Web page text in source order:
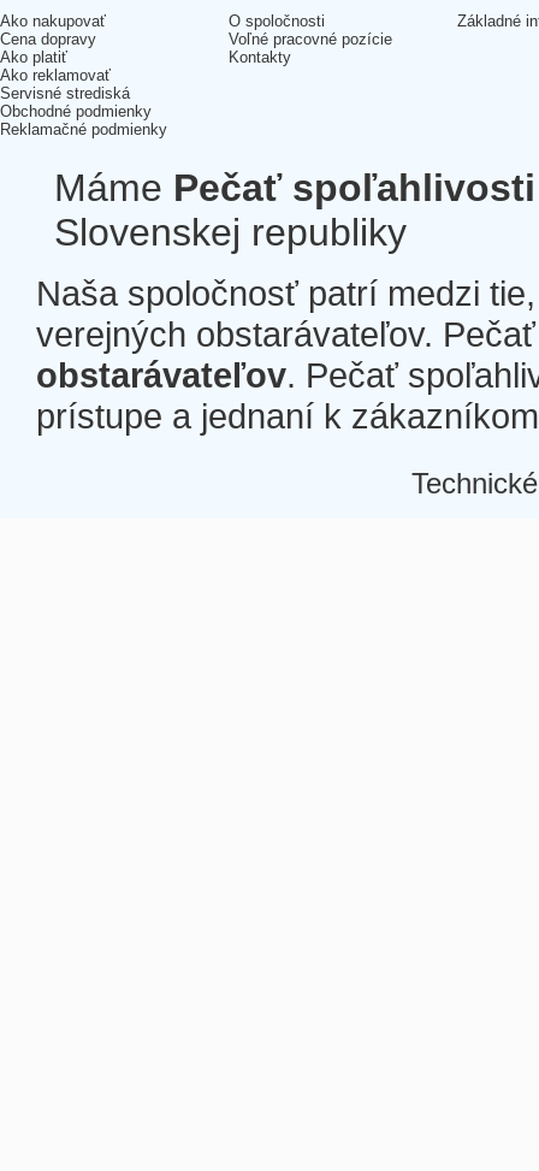
Ako nakupovať
Cena dopravy
Ako platiť
Ako reklamovať
Servisné strediská
Obchodné podmienky
Reklamačné podmienky
O spoločnosti
Voľné pracovné pozície
Kontakty
Základné
Máme Pečať spoľahlivosti
Slovenskej republiky
Naša spoločnosť patrí medzi
verejných obstarávateľov.
obstarávateľov. Pečať
prístupe a jednaní k